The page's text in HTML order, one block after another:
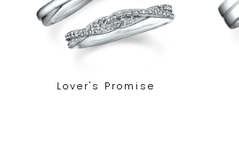
Lover's Promise